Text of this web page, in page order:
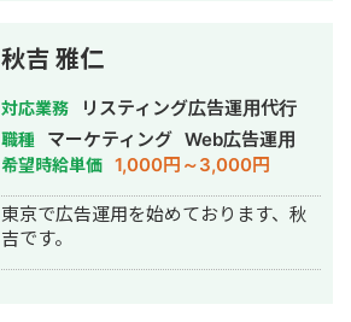
秋吉 雅仁
対応業務 リスティング広告運用代行
職種 マーケティング Web広告運用
希望時給単価 1,000円～3,000円
東京で広告運用を始めております、秋
吉です。